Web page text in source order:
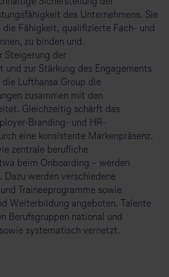
des Unternehmens. Sie
Fähigkeit, qualifizierte Fach- und
zu binden und
Steigerung der
zur Stärkung des Engagements
Lufthansa Group die
zusammen mit den
Gleichzeitig schärft das
Branding- und HR-
eine konsistente Markenpräsenz.
zentrale berufliche
beim Onboarding – werden
werden verschiedene
Traineeprogramme sowie
Weiterbildung angeboten. Talente
Berufsgruppen national und
systematisch vernetzt.